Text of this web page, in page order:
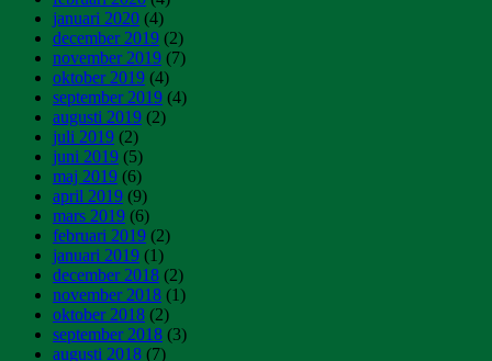
januari 2020 (4)
december 2019 (2)
november 2019 (7)
oktober 2019 (4)
september 2019 (4)
augusti 2019 (2)
juli 2019 (2)
juni 2019 (5)
maj 2019 (6)
april 2019 (9)
mars 2019 (6)
februari 2019 (2)
januari 2019 (1)
december 2018 (2)
november 2018 (1)
oktober 2018 (2)
september 2018 (3)
augusti 2018 (7)